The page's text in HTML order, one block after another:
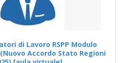
di Lavoro RSPP Modulo
Accordo Stato Regioni